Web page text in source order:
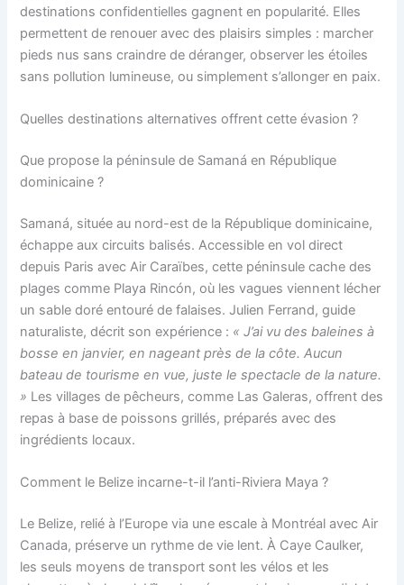
destinations confidentielles gagnent en popularité. Elles
permettent de renouer avec des plaisirs simples : marcher
pieds nus sans craindre de déranger, observer les étoiles
sans pollution lumineuse, ou simplement s’allonger en paix.
Quelles destinations alternatives offrent cette évasion ?
Que propose la péninsule de Samaná en République
dominicaine ?
Samaná, située au nord-est de la République dominicaine,
échappe aux circuits balisés. Accessible en vol direct
depuis Paris avec Air Caraïbes, cette péninsule cache des
plages comme Playa Rincón, où les vagues viennent lécher
un sable doré entouré de falaises. Julien Ferrand, guide
naturaliste, décrit son expérience : « J’ai vu des baleines à
bosse en janvier, en nageant près de la côte. Aucun
bateau de tourisme en vue, juste le spectacle de la nature.
» Les villages de pêcheurs, comme Las Galeras, offrent des
repas à base de poissons grillés, préparés avec des
ingrédients locaux.
Comment le Belize incarne-t-il l’anti-Riviera Maya ?
Le Belize, relié à l’Europe via une escale à Montréal avec Air
Canada, préserve un rythme de vie lent. À Caye Caulker,
les seuls moyens de transport sont les vélos et les